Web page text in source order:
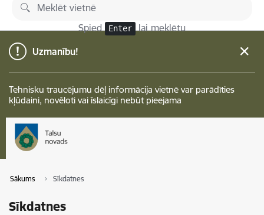
Pāriet uz lapas saturu
Spied Enter lai meklētu
Uzmanību!
Tehnisku traucējumu dēļ informācija vietnē var parādīties
kļūdaini, novēloti vai īslaicīgi nebūt pieejama
Sākums Sīkdatnes
Sīkdatnes